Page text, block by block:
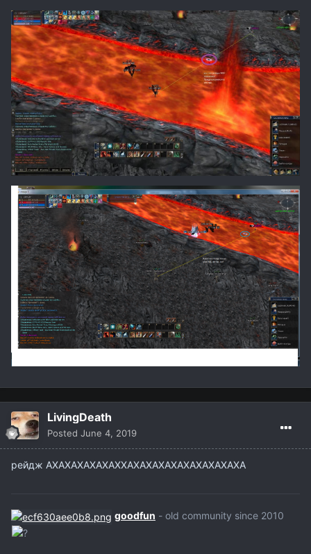
LivingDeath
Posted June 4, 2019
рейдж АХАХАХАХАХАХХАХАХАХАХАХАХАХАХАХА
goodfun - old community since 2010